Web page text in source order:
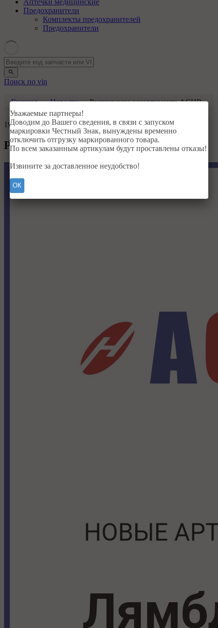
Аптечки медицинские
Предохранители
Комплекты предохранителей
Предохранители
Поиск по vin
Главная Новости Расширение ассортимента ACHR
19.12.2024
Расширение ассортимента ACHR
Уважаемые партнеры!
Доводим до Вашего сведения, в связи с запуском
маркировки Честный Знак, вынуждены временно
отключить отгрузку маркированного товара.
По всем заказанным артикулам будут проставлены отказы!
Извините за доставленное неудобство!
ОК